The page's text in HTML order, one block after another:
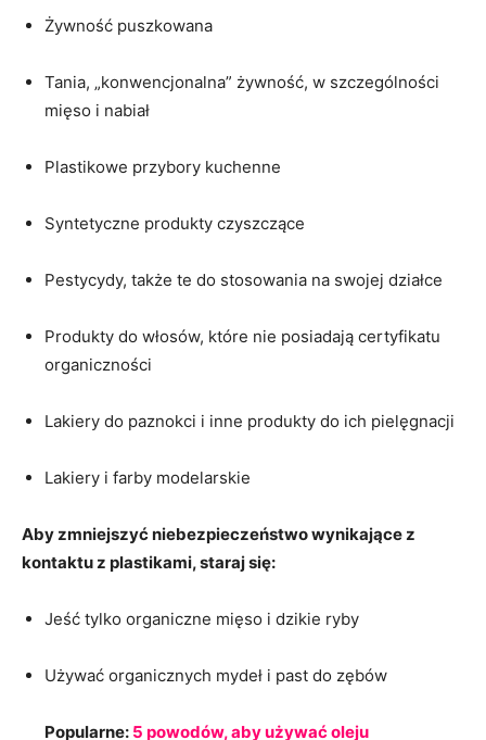
Żywność puszkowana
Tania, „konwencjonalna” żywność, w szczególności
mięso i nabiał
Plastikowe przybory kuchenne
Syntetyczne produkty czyszczące
Pestycydy, także te do stosowania na swojej działce
Produkty do włosów, które nie posiadają certyfikatu
organiczności
Lakiery do paznokci i inne produkty do ich pielęgnacji
Lakiery i farby modelarskie
Aby zmniejszyć niebezpieczeństwo wynikające z
kontaktu z plastikami, staraj się:
Jeść tylko organiczne mięso i dzikie ryby
Używać organicznych mydeł i past do zębów
Popularne: 5 powodów, aby używać oleju